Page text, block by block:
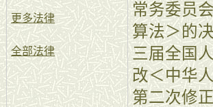
更多法律
全部法律
常务委员
算法＞的
三届全国
改＜中华
第二次修